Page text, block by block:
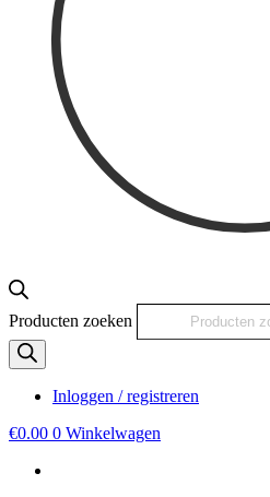
Producten zoeken
Inloggen / registreren
€0.00 0 Winkelwagen